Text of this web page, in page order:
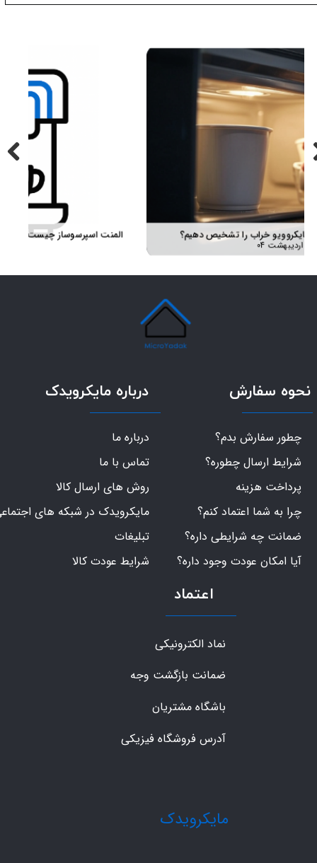
​مایکرویدک
نحوه سفارش
چطور سفارش بدم؟
شرایط ارسال چطوره؟
پرداخت هزینه
چرا به شما اعتماد کنم؟
ضمانت چه شرایطی داره؟
آیا امکان عودت وجود داره؟
اعتماد
نماد الکترونیکی
ضمانت بازگشت وجه
باشگاه مشتریان
آدرس فروشگاه فیزیکی
درباره مایکرویدک
درباره ما
تماس با ما
روش های ارسال کالا
مایکرویدک در شبکه های
تبلیغات
شرایط عودت کالا